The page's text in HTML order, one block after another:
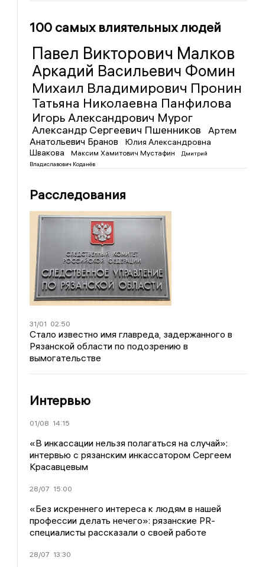
100 самых влиятельных людей
Павел Викторович Малков
Аркадий Васильевич Фомин
Михаил Владимирович Пронин
Татьяна Николаевна Панфилова
Игорь Александрович Мурог
Александр Сергеевич Пшенников
Артем
Анатольевич Бранов
Юлия Александровна
Швакова
Максим Хамитович Мустафин
Дмитрий
Владиславович Коданёв
Расследования
31/01 02:50
Стало известно имя главреда, задержанного в
Рязанской области по подозрению в
вымогательстве
Интервью
01/08 14:15
«В инкассации нельзя полагаться на случай»:
интервью с рязанским инкассатором Сергеем
Красавцевым
28/07 15:00
«Без искреннего интереса к людям в нашей
профессии делать нечего»: рязанские PR-
специалисты рассказали о своей работе
28/07 13:30